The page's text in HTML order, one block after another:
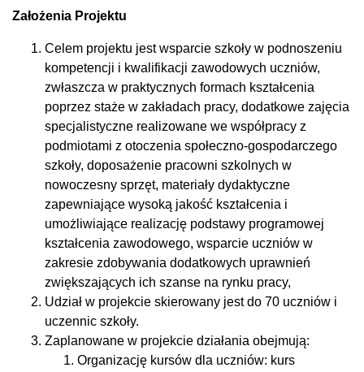
Założenia Projektu
Celem projektu jest wsparcie szkoły w podnoszeniu
kompetencji i kwalifikacji zawodowych uczniów,
zwłaszcza w praktycznych formach kształcenia
poprzez staże w zakładach pracy, dodatkowe zajęcia
specjalistyczne realizowane we współpracy z
podmiotami z otoczenia społeczno-gospodarczego
szkoły, doposażenie pracowni szkolnych w
nowoczesny sprzęt, materiały dydaktyczne
zapewniające wysoką jakość kształcenia i
umożliwiające realizację podstawy programowej
kształcenia zawodowego, wsparcie uczniów w
zakresie zdobywania dodatkowych uprawnień
zwiększających ich szanse na rynku pracy,
Udział w projekcie skierowany jest do 70 uczniów i
uczennic szkoły.
Zaplanowane w projekcie działania obejmują:
Organizację kursów dla uczniów: kurs